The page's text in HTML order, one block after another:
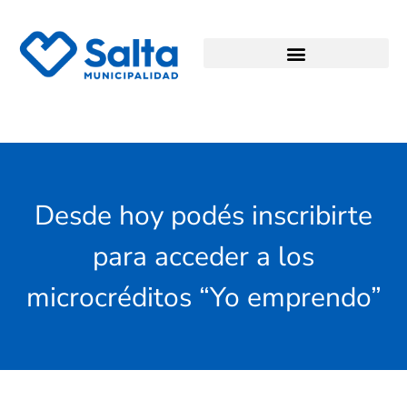
Desde hoy podés inscribirte
para acceder a los
microcréditos “Yo emprendo”